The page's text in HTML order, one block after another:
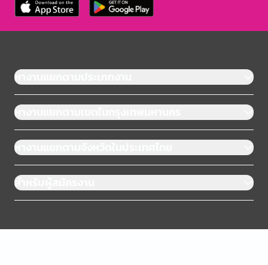
หางานแยกตามประเภทงาน
หางานแยกตามเขตในกรุงเทพมหานคร
หางานแยกตามจังหวัดในประเทศไทย
สำหรับผู้สมัครงาน